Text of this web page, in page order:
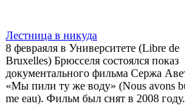
Европы - это история совместного
преодоления противоречий. Армения
всегда выступала именно с этих
На это направлена наша ...
Лестница в никуда
8 февраяля в Университете (Libre de
Bruxelles) Брюсселя состоялся показ
документального фильма Сержа
«Мы пили ту же воду» (Nous avons
me eau). Фильм был снят в 2008 году.